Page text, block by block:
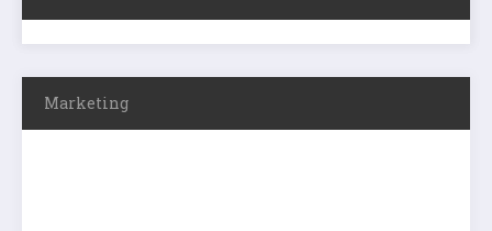
Marketing